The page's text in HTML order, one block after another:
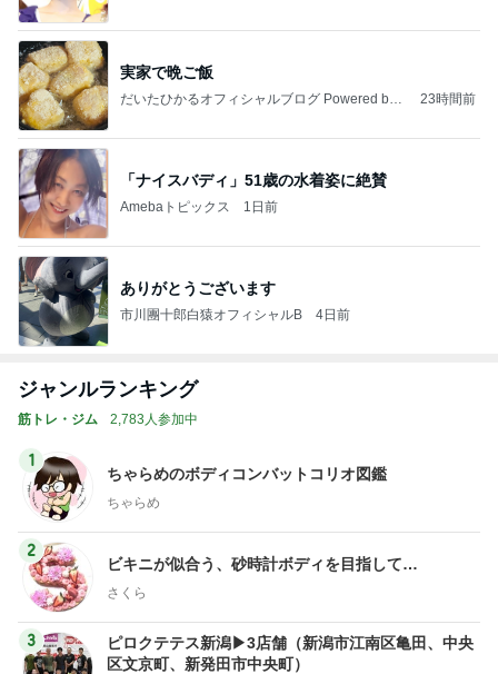
実家で晩ご飯
だいたひかるオフィシャルブログ Powered by
23時間前
「ナイスバディ」51歳の水着姿に絶賛
Amebaトピックス 1日前
ありがとうございます
市川團十郎白猿オフィシャルB 4日前
ジャンルランキング
筋トレ・ジム 2,783人参加中
1
ちゃらめのボディコンバットコリオ図鑑
ちゃらめ
2
ビキニが似合う、砂時計ボディを目指して…
さくら
3
ピロクテテス新潟▶3店舗（新潟市江南区亀田、中央
区文京町、新発田市中央町）